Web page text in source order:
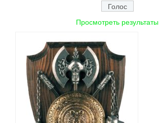
Просмотреть результаты